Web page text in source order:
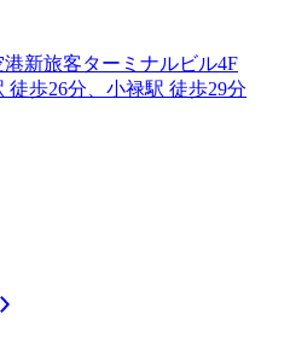
新旅客ターミナルビル4F
歩26分、小禄駅 徒歩29分